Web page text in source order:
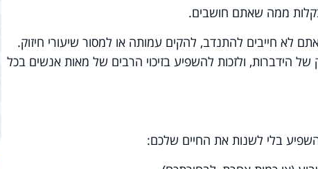
ממה שאתם חושבים.
לא חייבים להתנדב, להקים עמותה או למסור שיעורי חיזוק.
הידברות, ולזכות להשפיע בזיכוי הרבים של מאות אנשים בכל
בלי לשנות את החיים שלכם: